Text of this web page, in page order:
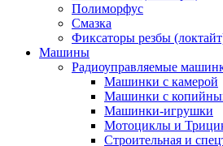
Полиморфус
Смазка
Фиксаторы резбы
Машины
Радиоуправляемые
Машинки с камерой
Машинки с
Машинки-игрушки
Мотоциклы и
Строительная и